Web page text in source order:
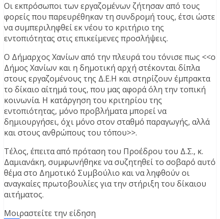
Οι εκπρόσωποι των εργαζομένων ζήτησαν από τους
φορείς που παρευρέθηκαν τη συνδρομή τους, έτσι ώστε
να συμπεριληφθεί εκ νέου το κριτήριο της
εντοπιότητας στις επικείμενες προσλήψεις.
Ο Δήμαρχος Χανίων από την πλευρά του τόνισε πως <<ο
Δήμος Χανίων και η δημοτική αρχή στέκονται δίπλα
στους εργαζομένους της Δ.Ε.Η και στηρίζουν έμπρακτα
το δίκαιο αίτημά τους, που μας αφορά όλη την τοπική
κοινωνία. Η κατάργηση του κριτηρίου της
εντοπιότητας, μόνο προβλήματα μπορεί να
δημιουργήσει, όχι μόνο στον σταθμό παραγωγής, αλλά
και στους ανθρώπους του τόπου>>.
Τέλος, έπειτα από πρόταση του Προέδρου του Δ.Σ., κ.
Δαμιανάκη, συμφωνήθηκε να συζητηθεί το σοβαρό αυτό
θέμα στο Δημοτικό Συμβούλιο και να ληφθούν οι
αναγκαίες πρωτοβουλίες για την στήριξη του δίκαιου
αιτήματος.
Μοιραστείτε την είδηση